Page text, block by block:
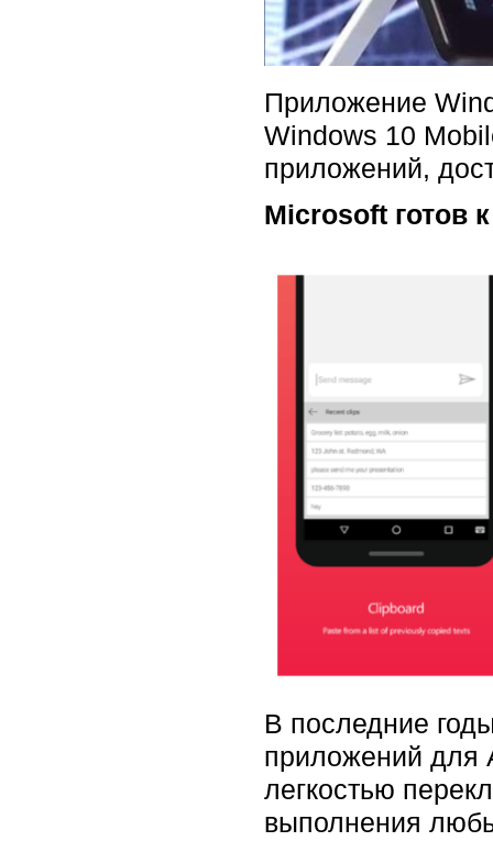
Приложение
Windows 10
приложений,
Microsoft готов
В последние
приложений для
легкостью
выполнения